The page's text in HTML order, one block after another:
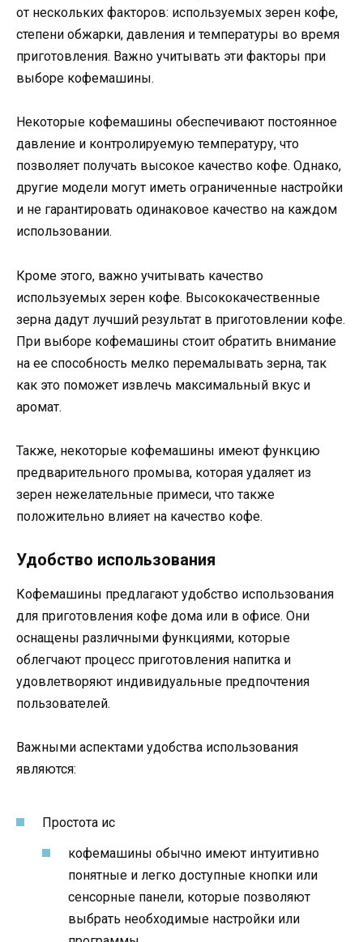
от нескольких факторов: используемых зерен кофе,
степени обжарки, давления и температуры во время
приготовления. Важно учитывать эти факторы при
выборе кофемашины.
Некоторые кофемашины обеспечивают постоянное
давление и контролируемую температуру, что
позволяет получать высокое качество кофе. Однако,
другие модели могут иметь ограниченные настройки
и не гарантировать одинаковое качество на каждом
использовании.
Кроме этого, важно учитывать качество
используемых зерен кофе. Высококачественные
зерна дадут лучший результат в приготовлении кофе.
При выборе кофемашины стоит обратить внимание
на ее способность мелко перемалывать зерна, так
как это поможет извлечь максимальный вкус и
аромат.
Также, некоторые кофемашины имеют функцию
предварительного промыва, которая удаляет из
зерен нежелательные примеси, что также
положительно влияет на качество кофе.
Удобство использования
Кофемашины предлагают удобство использования
для приготовления кофе дома или в офисе. Они
оснащены различными функциями, которые
облегчают процесс приготовления напитка и
удовлетворяют индивидуальные предпочтения
пользователей.
Важными аспектами удобства использования
являются:
Простота ис
кофемашины обычно имеют интуитивно
понятные и легко доступные кнопки или
сенсорные панели, которые позволяют
выбрать необходимые настройки или